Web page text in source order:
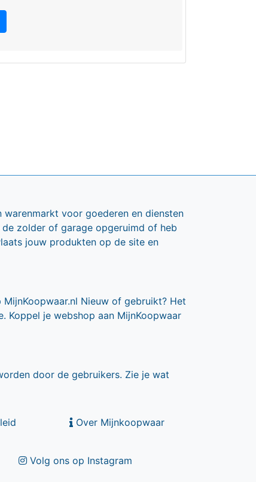
warenmarkt voor goederen en diensten
zolder of garage opgeruimd of heb
jouw produkten op de site en
Nieuw of gebruikt? Het
Koppel je webshop aan MijnKoopwaar
door de gebruikers. Zie je wat
Over Mijnkoopwaar
Volg ons op Instagram